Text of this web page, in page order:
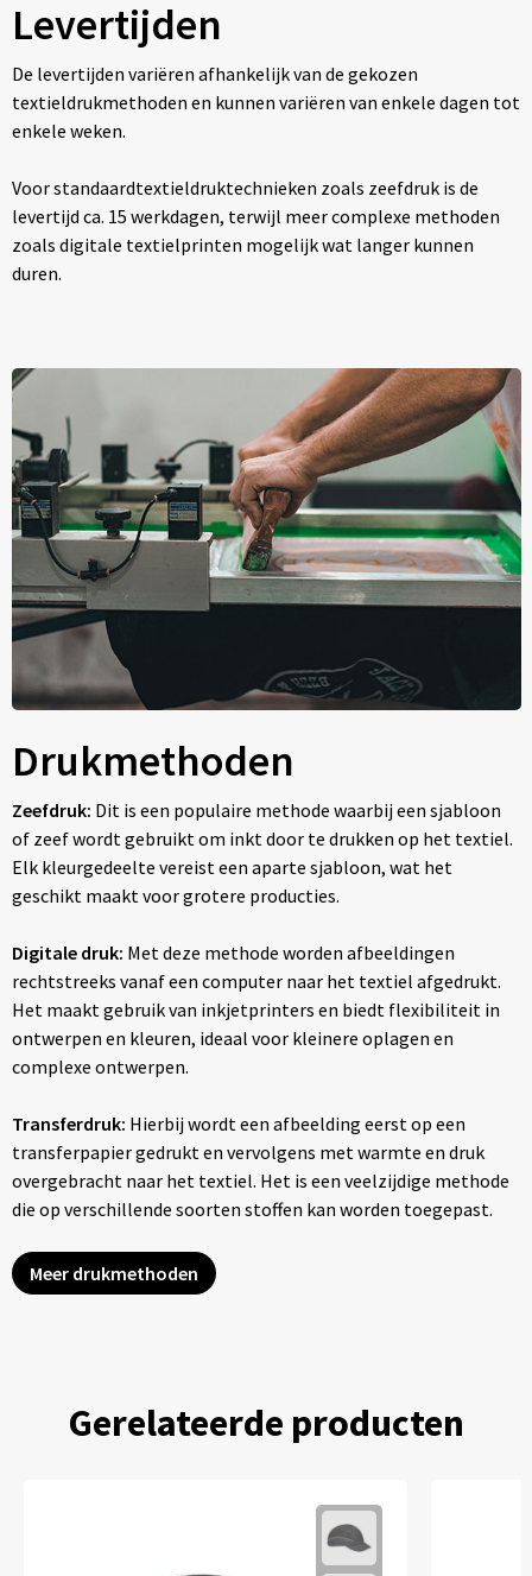
Levertijden
De levertijden variëren afhankelijk van de gekozen
textieldrukmethoden en kunnen variëren van enkele dagen tot
enkele weken.
Voor standaardtextieldruktechnieken zoals zeefdruk is de
levertijd ca. 15 werkdagen, terwijl meer complexe methoden
zoals digitale textielprinten mogelijk wat langer kunnen
duren.
Drukmethoden
Zeefdruk: Dit is een populaire methode waarbij een sjabloon
of zeef wordt gebruikt om inkt door te drukken op het textiel.
Elk kleurgedeelte vereist een aparte sjabloon, wat het
geschikt maakt voor grotere producties.
Digitale druk: Met deze methode worden afbeeldingen
rechtstreeks vanaf een computer naar het textiel afgedrukt.
Het maakt gebruik van inkjetprinters en biedt flexibiliteit in
ontwerpen en kleuren, ideaal voor kleinere oplagen en
complexe ontwerpen.
Transferdruk: Hierbij wordt een afbeelding eerst op een
transferpapier gedrukt en vervolgens met warmte en druk
overgebracht naar het textiel. Het is een veelzijdige methode
die op verschillende soorten stoffen kan worden toegepast.
Meer drukmethoden
Gerelateerde producten